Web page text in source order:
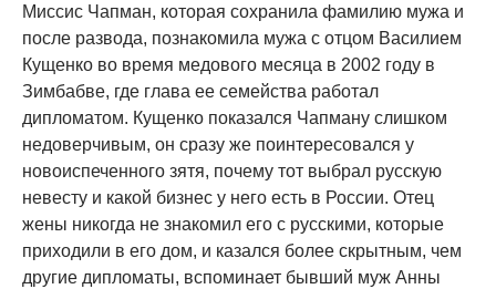
Миссис Чапман, которая сохранила фамилию мужа и
после развода, познакомила мужа с отцом Василием
Кущенко во время медового месяца в 2002 году в
Зимбабве, где глава ее семейства работал
дипломатом. Кущенко показался Чапману слишком
недоверчивым, он сразу же поинтересовался у
новоиспеченного зятя, почему тот выбрал русскую
невесту и какой бизнес у него есть в России. Отец
жены никогда не знакомил его с русскими, которые
приходили в его дом, и казался более скрытным, чем
другие дипломаты, вспоминает бывший муж Анны